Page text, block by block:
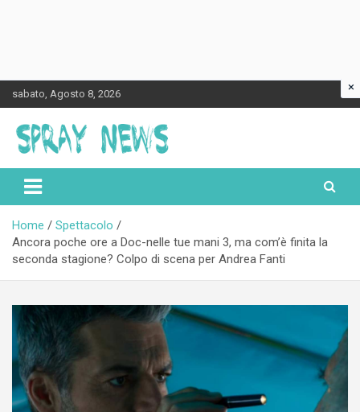
to
content
sabato, Agosto 8, 2026
Spraynews.it
Home
Spettacolo
Ancora poche ore a Doc-nelle tue mani 3, ma com’è finita la
seconda stagione? Colpo di scena per Andrea Fanti
×